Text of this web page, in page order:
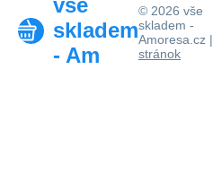
vše
skladem
- Am
© 2026 vše
skladem -
Amoresa.cz |
stránok